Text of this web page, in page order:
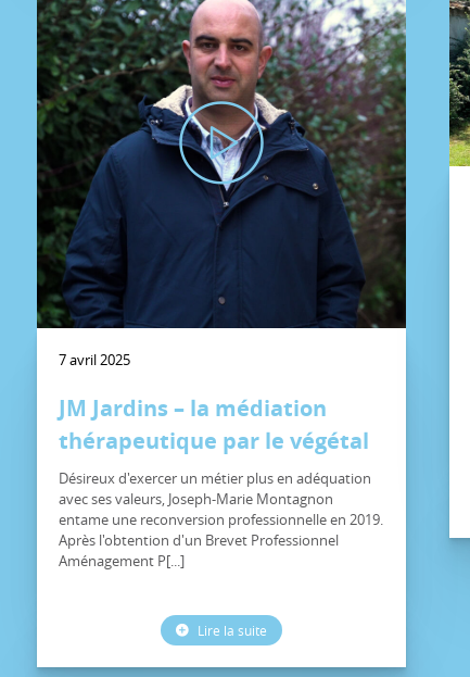
7 avril 2025
JM Jardins – la médiation
thérapeutique par le végétal
Désireux d'exercer un métier plus en adéquation
avec ses valeurs, Joseph-Marie Montagnon
entame une reconversion professionnelle en 2019.
Après l'obtention d'un Brevet Professionnel
Aménagement P[...]
Lire la suite